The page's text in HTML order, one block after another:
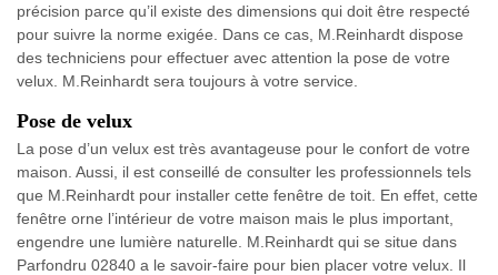
précision parce qu’il existe des dimensions qui doit être respecté
pour suivre la norme exigée. Dans ce cas, M.Reinhardt dispose
des techniciens pour effectuer avec attention la pose de votre
velux. M.Reinhardt sera toujours à votre service.
Pose de velux
La pose d’un velux est très avantageuse pour le confort de votre
maison. Aussi, il est conseillé de consulter les professionnels tels
que M.Reinhardt pour installer cette fenêtre de toit. En effet, cette
fenêtre orne l’intérieur de votre maison mais le plus important,
engendre une lumière naturelle. M.Reinhardt qui se situe dans
Parfondru 02840 a le savoir-faire pour bien placer votre velux. Il